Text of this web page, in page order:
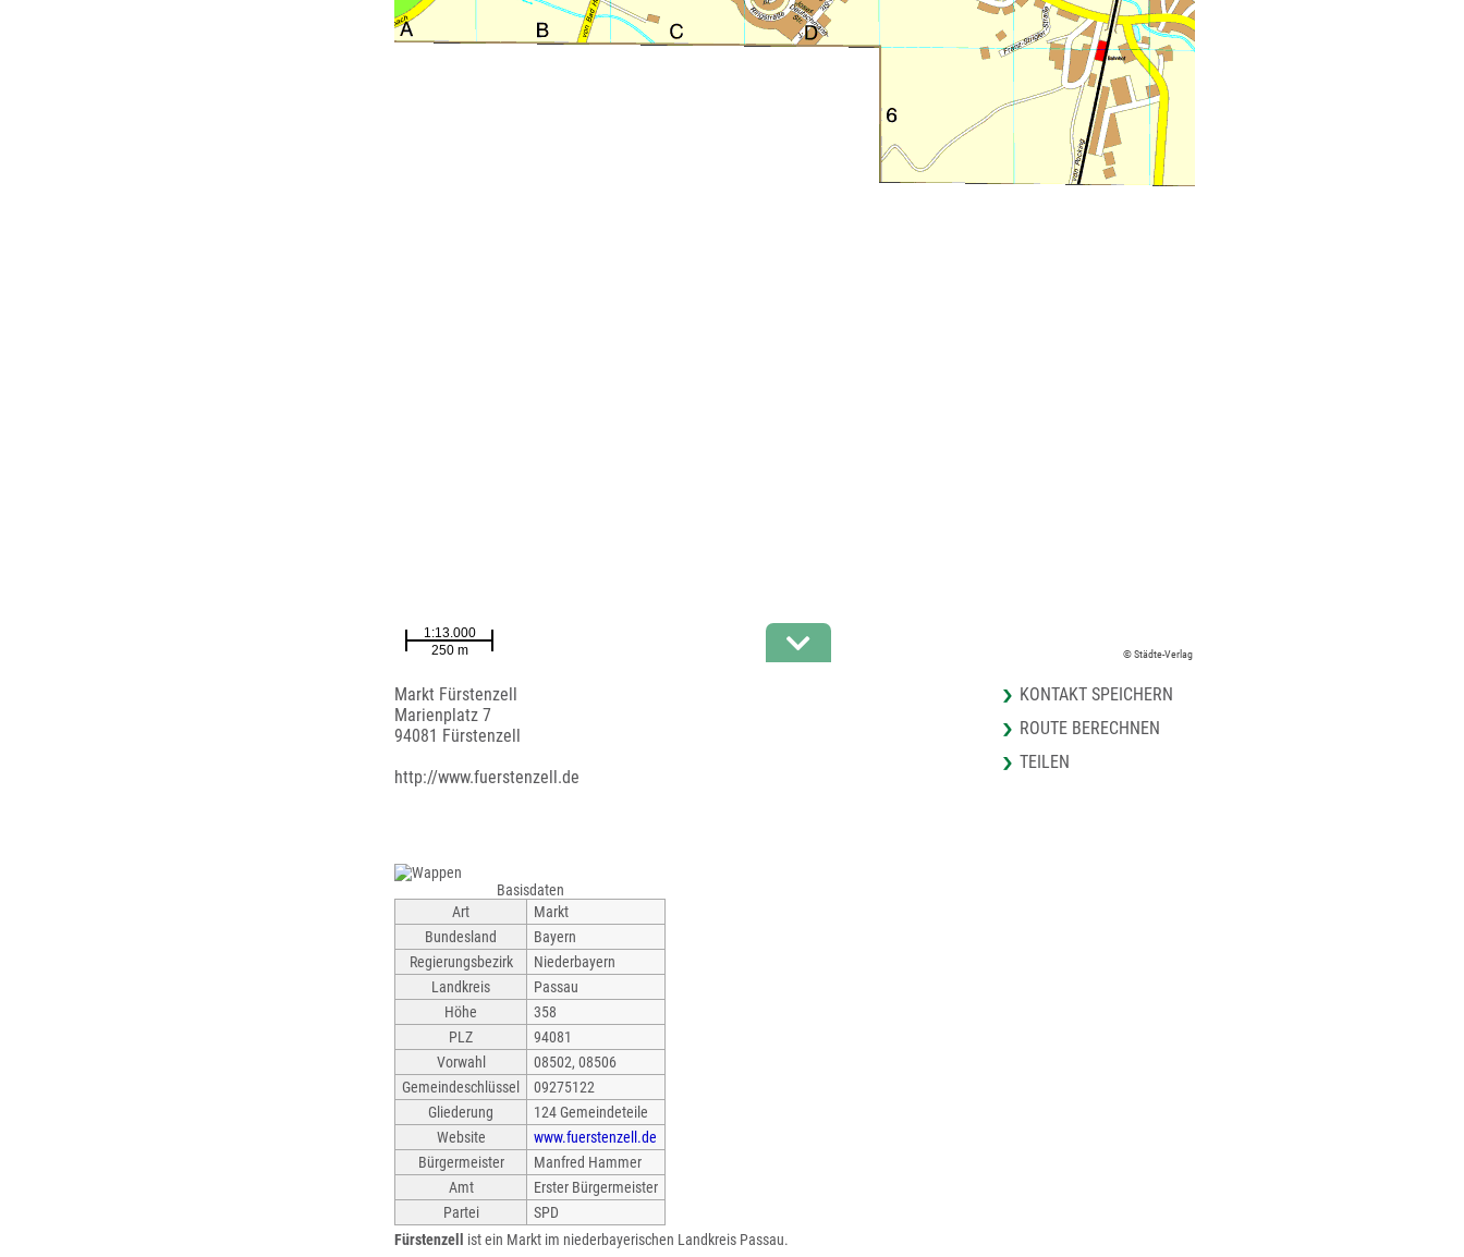
© Städte-Verlag
Markt Fürstenzell
Marienplatz 7
94081 Fürstenzell
http://www.fuerstenzell.de
KONTAKT SPEICHERN
ROUTE BERECHNEN
TEILEN
Basisdaten
Art
Markt
Bundesland
Bayern
Regierungsbezirk
Niederbayern
Landkreis
Passau
Höhe
358
PLZ
94081
Vorwahl
08502, 08506
Gemeindeschlüssel
09275122
Gliederung
124 Gemeindeteile
Website
www.fuerstenzell.de
Bürgermeister
Manfred Hammer
Amt
Erster Bürgermeister
Partei
SPD
Fürstenzell
ist ein Markt im niederbayerischen Landkreis Passau.